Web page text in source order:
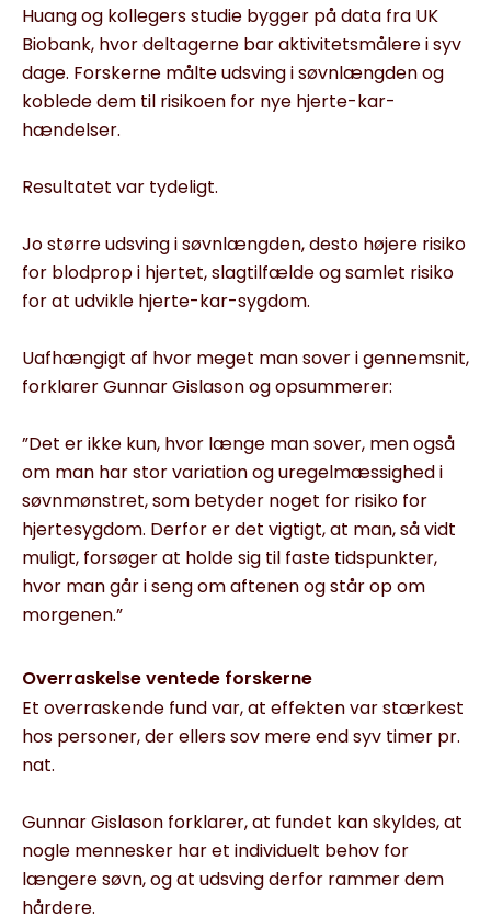
Huang og kollegers studie bygger på data fra UK
Biobank, hvor deltagerne bar aktivitetsmålere i syv
dage. Forskerne målte udsving i søvnlængden og
koblede dem til risikoen for nye hjerte-kar-
hændelser.
Resultatet var tydeligt.
Jo større udsving i søvnlængden, desto højere risiko
for blodprop i hjertet, slagtilfælde og samlet risiko
for at udvikle hjerte-kar-sygdom.
Uafhængigt af hvor meget man sover i gennemsnit,
forklarer Gunnar Gislason og opsummerer:
”Det er ikke kun, hvor længe man sover, men også
om man har stor variation og uregelmæssighed i
søvnmønstret, som betyder noget for risiko for
hjertesygdom. Derfor er det vigtigt, at man, så vidt
muligt, forsøger at holde sig til faste tidspunkter,
hvor man går i seng om aftenen og står op om
morgenen.”
Overraskelse ventede forskerne
Et overraskende fund var, at effekten var stærkest
hos personer, der ellers sov mere end syv timer pr.
nat.
Gunnar Gislason forklarer, at fundet kan skyldes, at
nogle mennesker har et individuelt behov for
længere søvn, og at udsving derfor rammer dem
hårdere.